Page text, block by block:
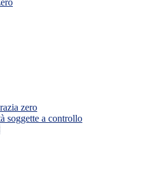
zero
soggette a controllo